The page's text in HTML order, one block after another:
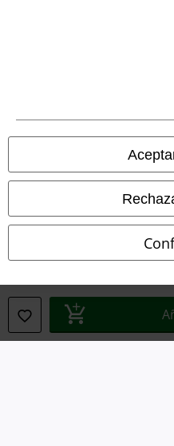
Legal
Aviso Legal
Ley protección de datos
Eliminación de residuos y
Declaración de Conformidad
Información sobre accesibilidad